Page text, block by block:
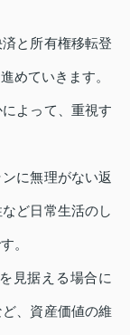
と所有権移転登
めていきます。
よって、重視す
に無理がない返
ど日常生活のし
。
見据える場合に
、資産価値の維